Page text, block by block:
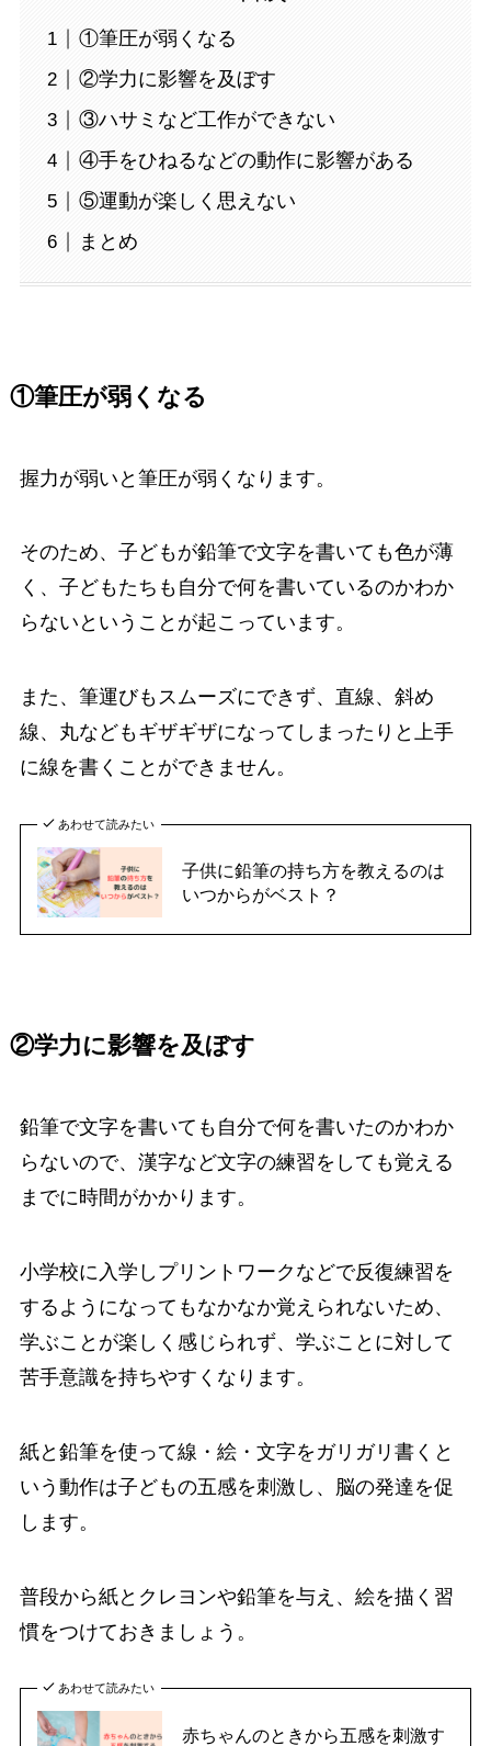
①筆圧が弱くなる
②学力に影響を及ぼす
③ハサミなど工作ができない
④手をひねるなどの動作に影響がある
⑤運動が楽しく思えない
まとめ
①筆圧が弱くなる
握力が弱いと筆圧が弱くなります。
そのため、子どもが鉛筆で文字を書いても色が薄
く、子どもたちも自分で何を書いているのかわか
らないということが起こっています。
また、筆運びもスムーズにできず、直線、斜め
線、丸などもギザギザになってしまったりと上手
に線を書くことができません。
あわせて読みたい
子供に鉛筆の持ち方を教えるのは
いつからがベスト？
②学力に影響を及ぼす
鉛筆で文字を書いても自分で何を書いたのかわか
らないので、漢字など文字の練習をしても覚える
までに時間がかかります。
小学校に入学しプリントワークなどで反復練習を
するようになってもなかなか覚えられないため、
学ぶことが楽しく感じられず、学ぶことに対して
苦手意識を持ちやすくなります。
紙と鉛筆を使って線・絵・文字をガリガリ書くと
いう動作は子どもの五感を刺激し、脳の発達を促
します。
普段から紙とクレヨンや鉛筆を与え、絵を描く習
慣をつけておきましょう。
あわせて読みたい
赤ちゃんのときから五感を刺激す